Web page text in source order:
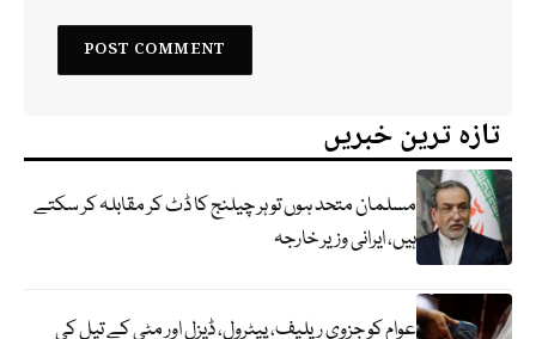
تازہ ترین خبریں
مسلمان متحد ہوں تو ہر چیلنج کا ڈٹ کر مقابلہ کر سکتے
ہیں، ایرانی وزیر خارجہ
عوام کو جزوی ریلیف، پیٹرول، ڈیزل اور مٹی کے تیل کی